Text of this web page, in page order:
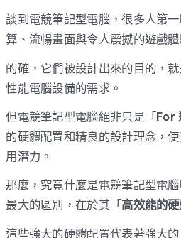
談到電競筆記型電腦，很多人第
算、流暢畫面與令人震撼的遊戲體
的確，它們被設計出來的目的，
性能電腦設備的需求。
但電競筆記型電腦絕非只是「For
的硬體配置和精良的設計理念，
用潛力。
那麼，究竟什麼是電競筆記型電
最大的區別，在於其「 高效能的
這些強大的硬體配置代表著強大